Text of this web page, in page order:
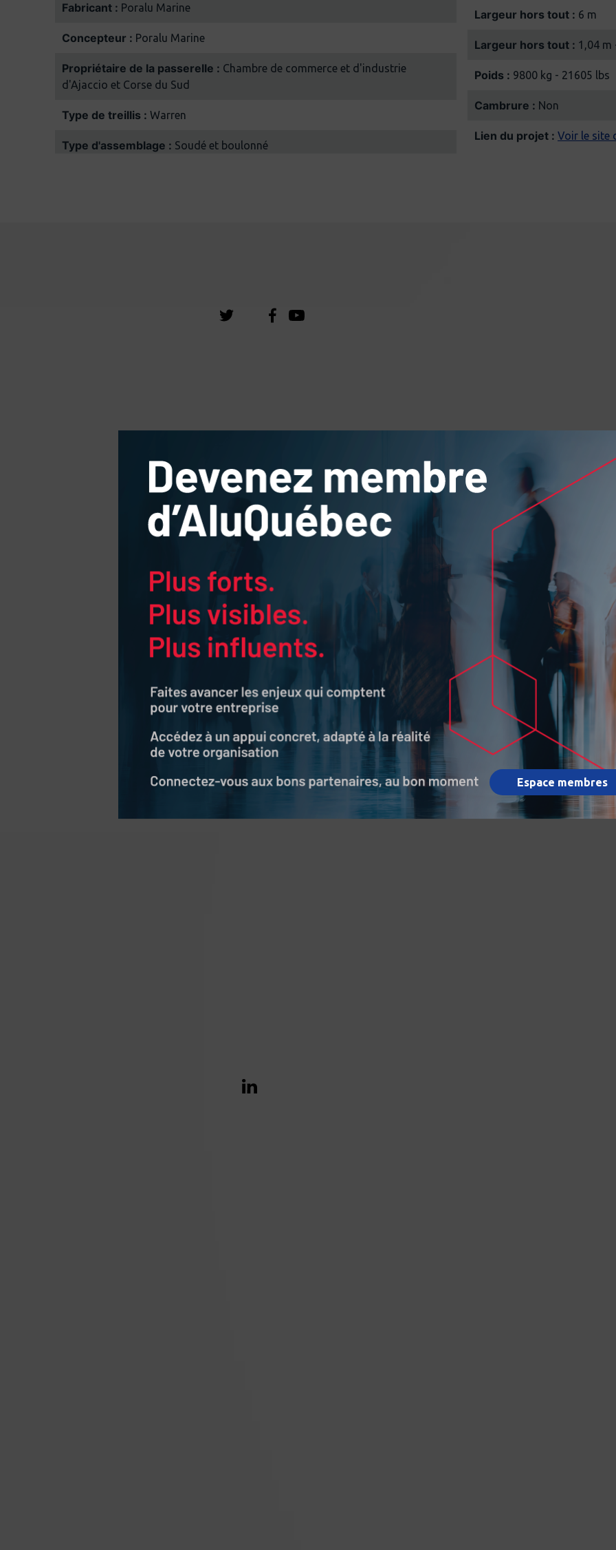
Espace membres
Fabricant : Poralu Marine
Concepteur : Poralu Marine
Propriétaire de la passerelle :
d'Ajaccio et Corse du Sud
Type de treillis : Warren
Type d'assemblage : Soudé et boulonné
Largeur hors tout : 6 m
Largeur hors tout : 1,04 m
Poids : 9800 kg - 21605 lbs
Cambrure : Non
Lien du projet : Voir le site